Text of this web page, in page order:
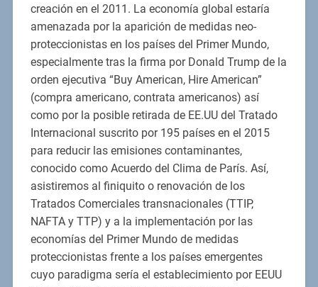
creación en el 2011. La economía global estaría
amenazada por la aparición de medidas neo-
proteccionistas en los países del Primer Mundo,
especialmente tras la firma por Donald Trump de la
orden ejecutiva “Buy American, Hire American”
(compra americano, contrata americanos) así
como por la posible retirada de EE.UU del Tratado
Internacional suscrito por 195 países en el 2015
para reducir las emisiones contaminantes,
conocido como Acuerdo del Clima de París. Así,
asistiremos al finiquito o renovación de los
Tratados Comerciales transnacionales (TTIP,
NAFTA y TTP) y a la implementación por las
economías del Primer Mundo de medidas
proteccionistas frente a los países emergentes
cuyo paradigma sería el establecimiento por EEUU